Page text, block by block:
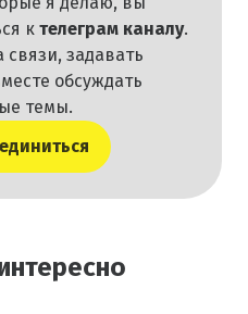
к телеграм каналу.
связи, задавать
обсуждать
темы.